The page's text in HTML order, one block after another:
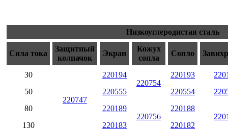
Низкоуглеродистая сталь
Сила тока
Защитный
колпачок
Экран
Кожух
сопла
Сопло
30
220747
220194
220754
220193
50
220555 220554
80
220189
220756
220188
130
220183
220182